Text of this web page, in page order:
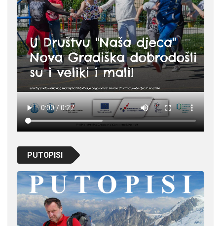
PUTOPISI